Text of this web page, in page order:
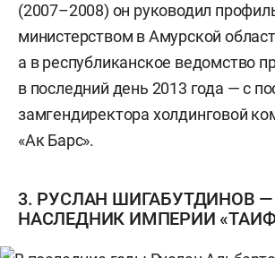
(2007–2008) он руководил
министерством в Амурской
а в республиканское ведомство
в последний день 2013 года — с
замгендиректора холдинговой
«Ак Барс».
3. РУСЛАН ШИГАБУТДИНОВ —
НАСЛЕДНИК ИМПЕРИИ